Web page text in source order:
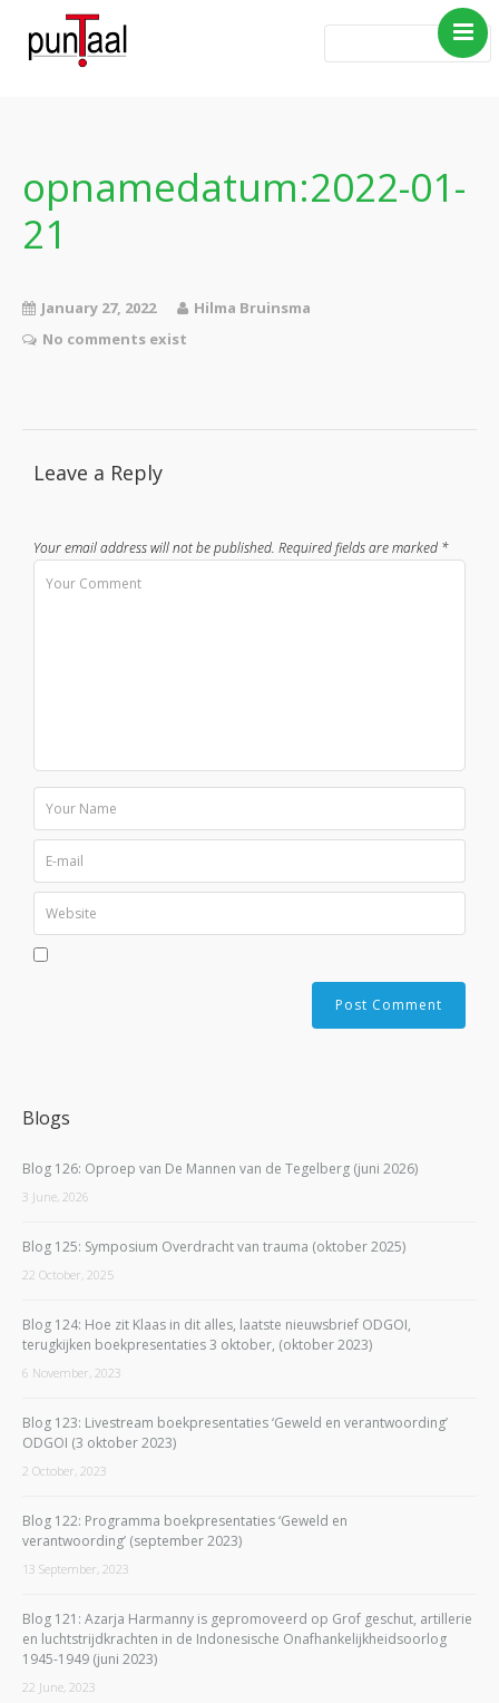
Boeken
Contact
opnamedatum:2022-01-
21
January 27, 2022
Hilma Bruinsma
No comments exist
Leave a Reply
Your email address will not be published. Required fields are marked *
Blogs
Blog 126: Oproep van De Mannen van de Tegelberg (juni 2026)
3 June, 2026
Blog 125: Symposium Overdracht van trauma (oktober 2025)
22 October, 2025
Blog 124: Hoe zit Klaas in dit alles, laatste nieuwsbrief ODGOI,
terugkijken boekpresentaties 3 oktober, (oktober 2023)
6 November, 2023
Blog 123: Livestream boekpresentaties ‘Geweld en verantwoording’
ODGOI (3 oktober 2023)
2 October, 2023
Blog 122: Programma boekpresentaties ‘Geweld en
verantwoording’ (september 2023)
13 September, 2023
Blog 121: Azarja Harmanny is gepromoveerd op Grof geschut, artillerie
en luchtstrijdkrachten in de Indonesische Onafhankelijkheidsoorlog
1945-1949 (juni 2023)
22 June, 2023